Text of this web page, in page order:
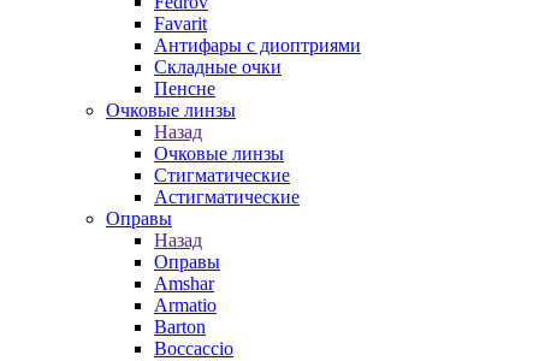
Favarit
Антифары с диоптриями
Складные очки
Пенсне
Очковые линзы
Назад
Очковые линзы
Стигматические
Астигматические
Оправы
Назад
Оправы
Amshar
Armatio
Barton
Boccaccio